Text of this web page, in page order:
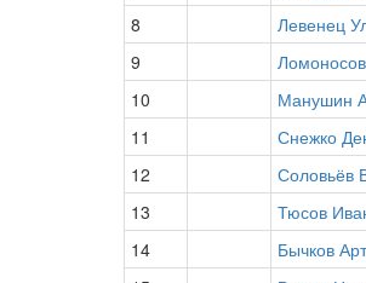
8
Левенец
9
10
Манушин
11
Снежко
12
Соловьёв
13
Тюсов
14
Бычков